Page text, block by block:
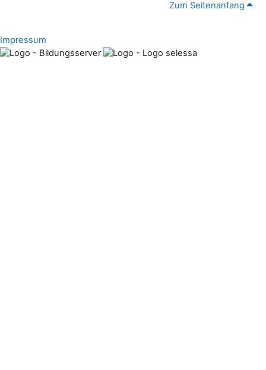
Zum Seitenanfang
Impressum